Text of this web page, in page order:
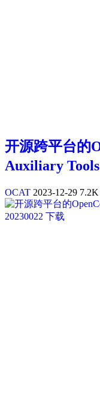
开源跨平台的
Auxiliary
OCAT 2023-12-29 7.2K